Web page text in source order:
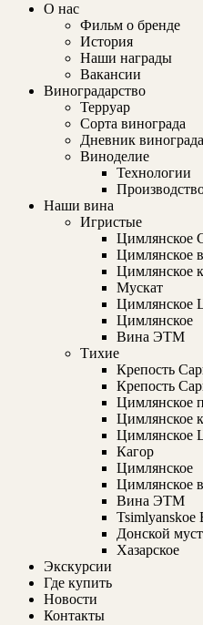
О нас
Фильм о бренде
История
Наши награды
Вакансии
Виноградарство
Терруар
Сорта винограда
Дневник
Виноделие
Технологии
Наши вина
Игристые
Цимлянское
Цимлянское
Цимлянское
Мускат
Цимлянское
Цимлянское
Вина ЭТМ
Тихие
Крепость
Крепость
Цимлянское
Цимлянское
Цимлянское
Кагор
Цимлянское
Цимлянское
Вина ЭТМ
Tsimlyanskoe
Донской
Хазарское
Экскурсии
Где купить
Новости
Контакты